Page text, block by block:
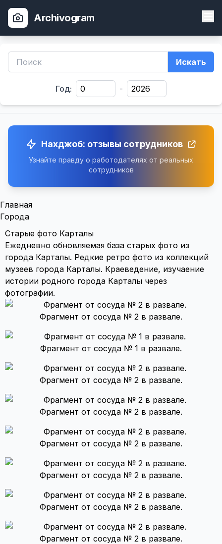
Archivogram
Искать
Год: -
Нахджоб: отзывы сотрудников
Узнайте правду о работодателях от реальных
сотрудников
Главная
Города
Старые фото Карталы
Ежедневно обновляемая база старых фото из
города Карталы. Редкие ретро фото из коллекций
музеев города Карталы. Краеведение, изучаение
истории родного города Карталы через
фотографии.
Фрагмент от сосуда № 2 в развале.
Фрагмент от сосуда № 1 в развале.
Фрагмент от сосуда № 2 в развале.
Фрагмент от сосуда № 2 в развале.
Фрагмент от сосуда № 2 в развале.
Фрагмент от сосуда № 2 в развале.
Фрагмент от сосуда № 2 в развале.
Фрагмент от сосуда № 2 в развале.